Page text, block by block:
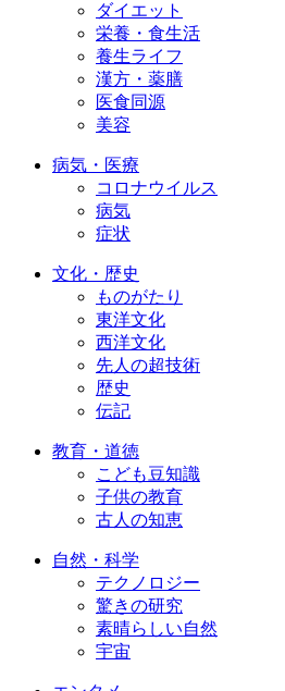
ダイエット
栄養・食生活
養生ライフ
漢方・薬膳
医食同源
美容
病気・医療
コロナウイルス
病気
症状
文化・歴史
ものがたり
東洋文化
西洋文化
先人の超技術
歴史
伝記
教育・道徳
こども豆知識
子供の教育
古人の知恵
自然・科学
テクノロジー
驚きの研究
素晴らしい自然
宇宙